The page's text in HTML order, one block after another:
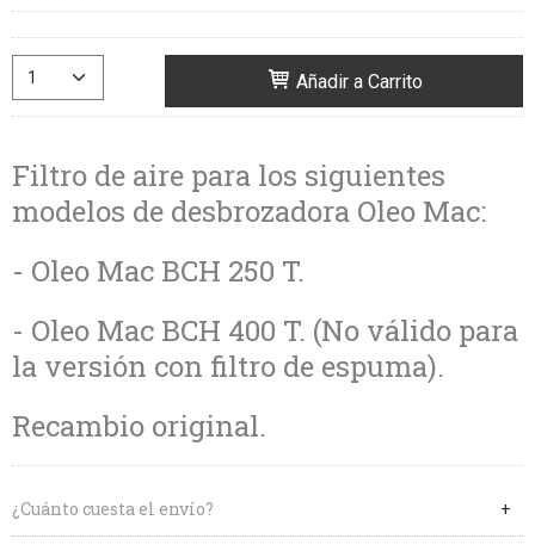
Añadir a Carrito
Filtro de aire para los siguientes
modelos de desbrozadora Oleo Mac:
- Oleo Mac BCH 250 T.
- Oleo Mac BCH 400 T. (No válido para
la versión con filtro de espuma).
Recambio original.
¿Cuánto cuesta el envío?